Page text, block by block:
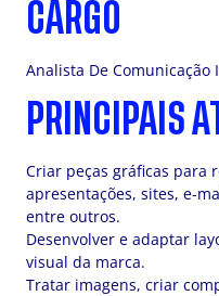
CARGO
Analista De Comunicação
PRINCIPAIS
Criar peças gráficas para
apresentações, sites, e-
entre outros.
Desenvolver e adaptar
visual da marca.
Tratar imagens, criar